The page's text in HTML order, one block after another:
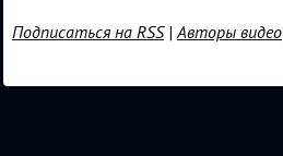
Подписаться на RSS|Авторы видео